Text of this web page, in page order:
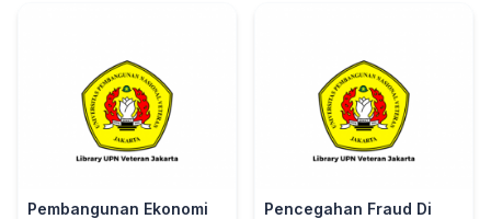
Pembangunan Ekonomi
Pencegahan Fraud Di